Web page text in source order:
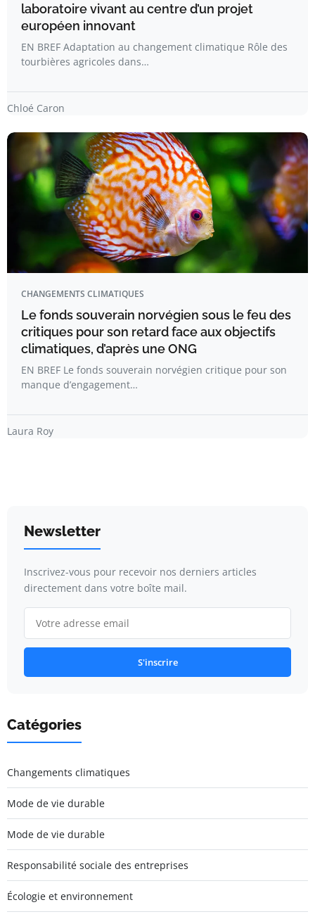
laboratoire vivant au centre d’un projet
européen innovant
EN BREF Adaptation au changement climatique Rôle des
tourbières agricoles dans…
Chloé Caron
CHANGEMENTS CLIMATIQUES
Le fonds souverain norvégien sous le feu des
critiques pour son retard face aux objectifs
climatiques, d’après une ONG
EN BREF Le fonds souverain norvégien critique pour son
manque d’engagement…
Laura Roy
Newsletter
Inscrivez-vous pour recevoir nos derniers articles
directement dans votre boîte mail.
S'inscrire
Catégories
Changements climatiques
Mode de vie durable
Mode de vie durable
Responsabilité sociale des entreprises
Écologie et environnement